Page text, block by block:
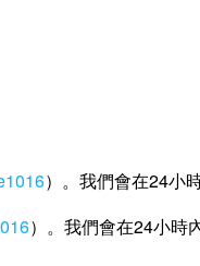
）。我們會在24小
）。我們會在24小時